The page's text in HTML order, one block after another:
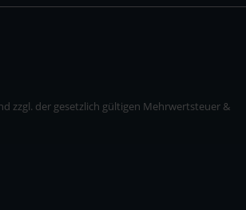
zzgl. der gesetzlich gültigen Mehrwertsteuer &